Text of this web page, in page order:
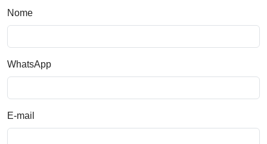
Nome
WhatsApp
E-mail